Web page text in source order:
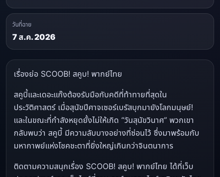
วันที่ฉาย
7 ส.ค. 2026
เรื่องย่อ SCOOB! สคูบ! พากย์ไทย
สคูบี้และเดอะแก๊งต้องรับมือกับคดีที่ท้าทายที่สุดใน
ประวัติศาสตร์ เมื่อสุนัขปีศาจเซอร์เบรัสบุกมายังโลกมนุษย์!
และในขณะที่กำลังหยุดยั้งไม่ให้เกิด “วันสุนัขวินาศ” พวกเขา
กลับพบว่า สคูบี้ มีความลับบางอย่างที่ซ่อนไว้ ซึ่งมาพร้อมกับ
มหากาพย์แห่งโชคชะตาที่ยิ่งใหญ่เกินกว่าจินตนาการ
ติดตามความสนุกเรื่อง SCOOB! สคูบ! พากย์ไทย ได้ที่เว็บ